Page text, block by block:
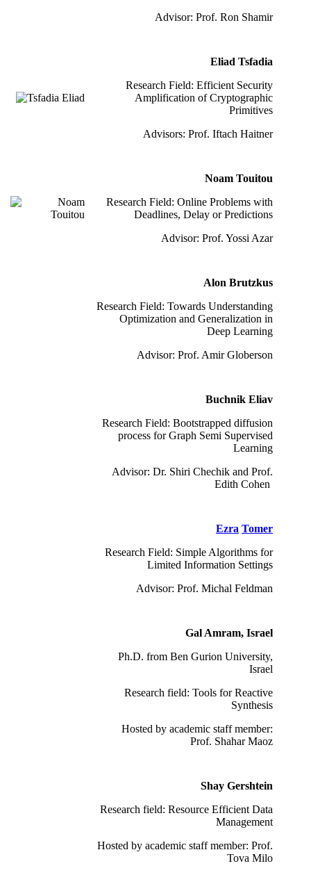
Advisor: Prof. Ron Shamir
Eliad Tsfadia
Research Field: Efficient Security
Amplification of Cryptographic
Primitives
Advisors: Prof. Iftach Haitner
Noam Touitou
Research Field: Online Problems with
Deadlines, Delay or Predictions
Advisor: Prof. Yossi Azar
Alon Brutzkus
Research Field: Towards Understanding
Optimization and Generalization in
Deep Learning
Advisor: Prof. Amir Globerson
Buchnik Eliav
Research Field: Bootstrapped diffusion
process for Graph Semi Supervised
Learning
Advisor: Dr. Shiri Chechik and Prof.
Edith Cohen
Ezra Tomer
Research Field: Simple Algorithms for
Limited Information Settings
Advisor: Prof. Michal Feldman
Gal Amram, Israel
Ph.D. from Ben Gurion University,
Israel
Research field: Tools for Reactive
Synthesis
Hosted by academic staff member:
Prof. Shahar Maoz
Shay Gershtein
Research field: Resource Efficient Data
Management
Hosted by academic staff member: Prof.
Tova Milo